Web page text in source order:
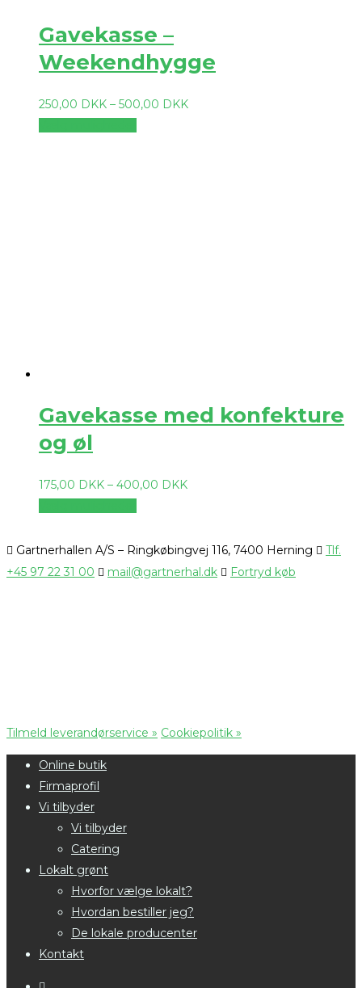
Gavekasse –
Weekendhygge
250,00 DKK – 500,00 DKK
Gavekasse med konfekture
og øl
175,00 DKK – 400,00 DKK
Gartnerhallen A/S – Ringkøbingvej 116, 7400 Herning
Tlf.
+45 97 22 31 00
mail@gartnerhal.dk Fortryd køb
Tilmeld leverandørservice » Cookiepolitik »
Online butik
Firmaprofil
Vi tilbyder
Vi tilbyder
Catering
Lokalt grønt
Hvorfor vælge lokalt?
Hvordan bestiller jeg?
De lokale producenter
Kontakt